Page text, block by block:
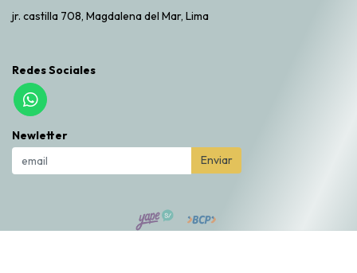
jr. castilla 708, Magdalena del Mar, Lima
Redes Sociales
Newletter
Enviar